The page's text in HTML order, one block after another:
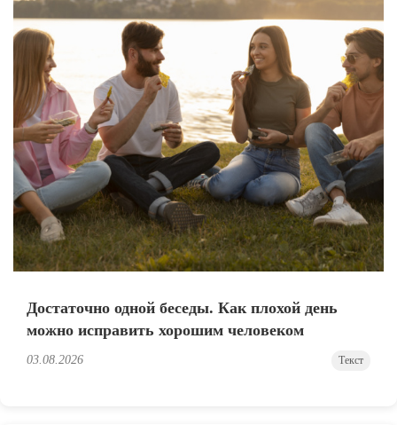
Достаточно одной беседы. Как плохой день
можно исправить хорошим человеком
03.08.2026 Текст